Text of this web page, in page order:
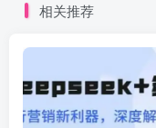
相关推荐